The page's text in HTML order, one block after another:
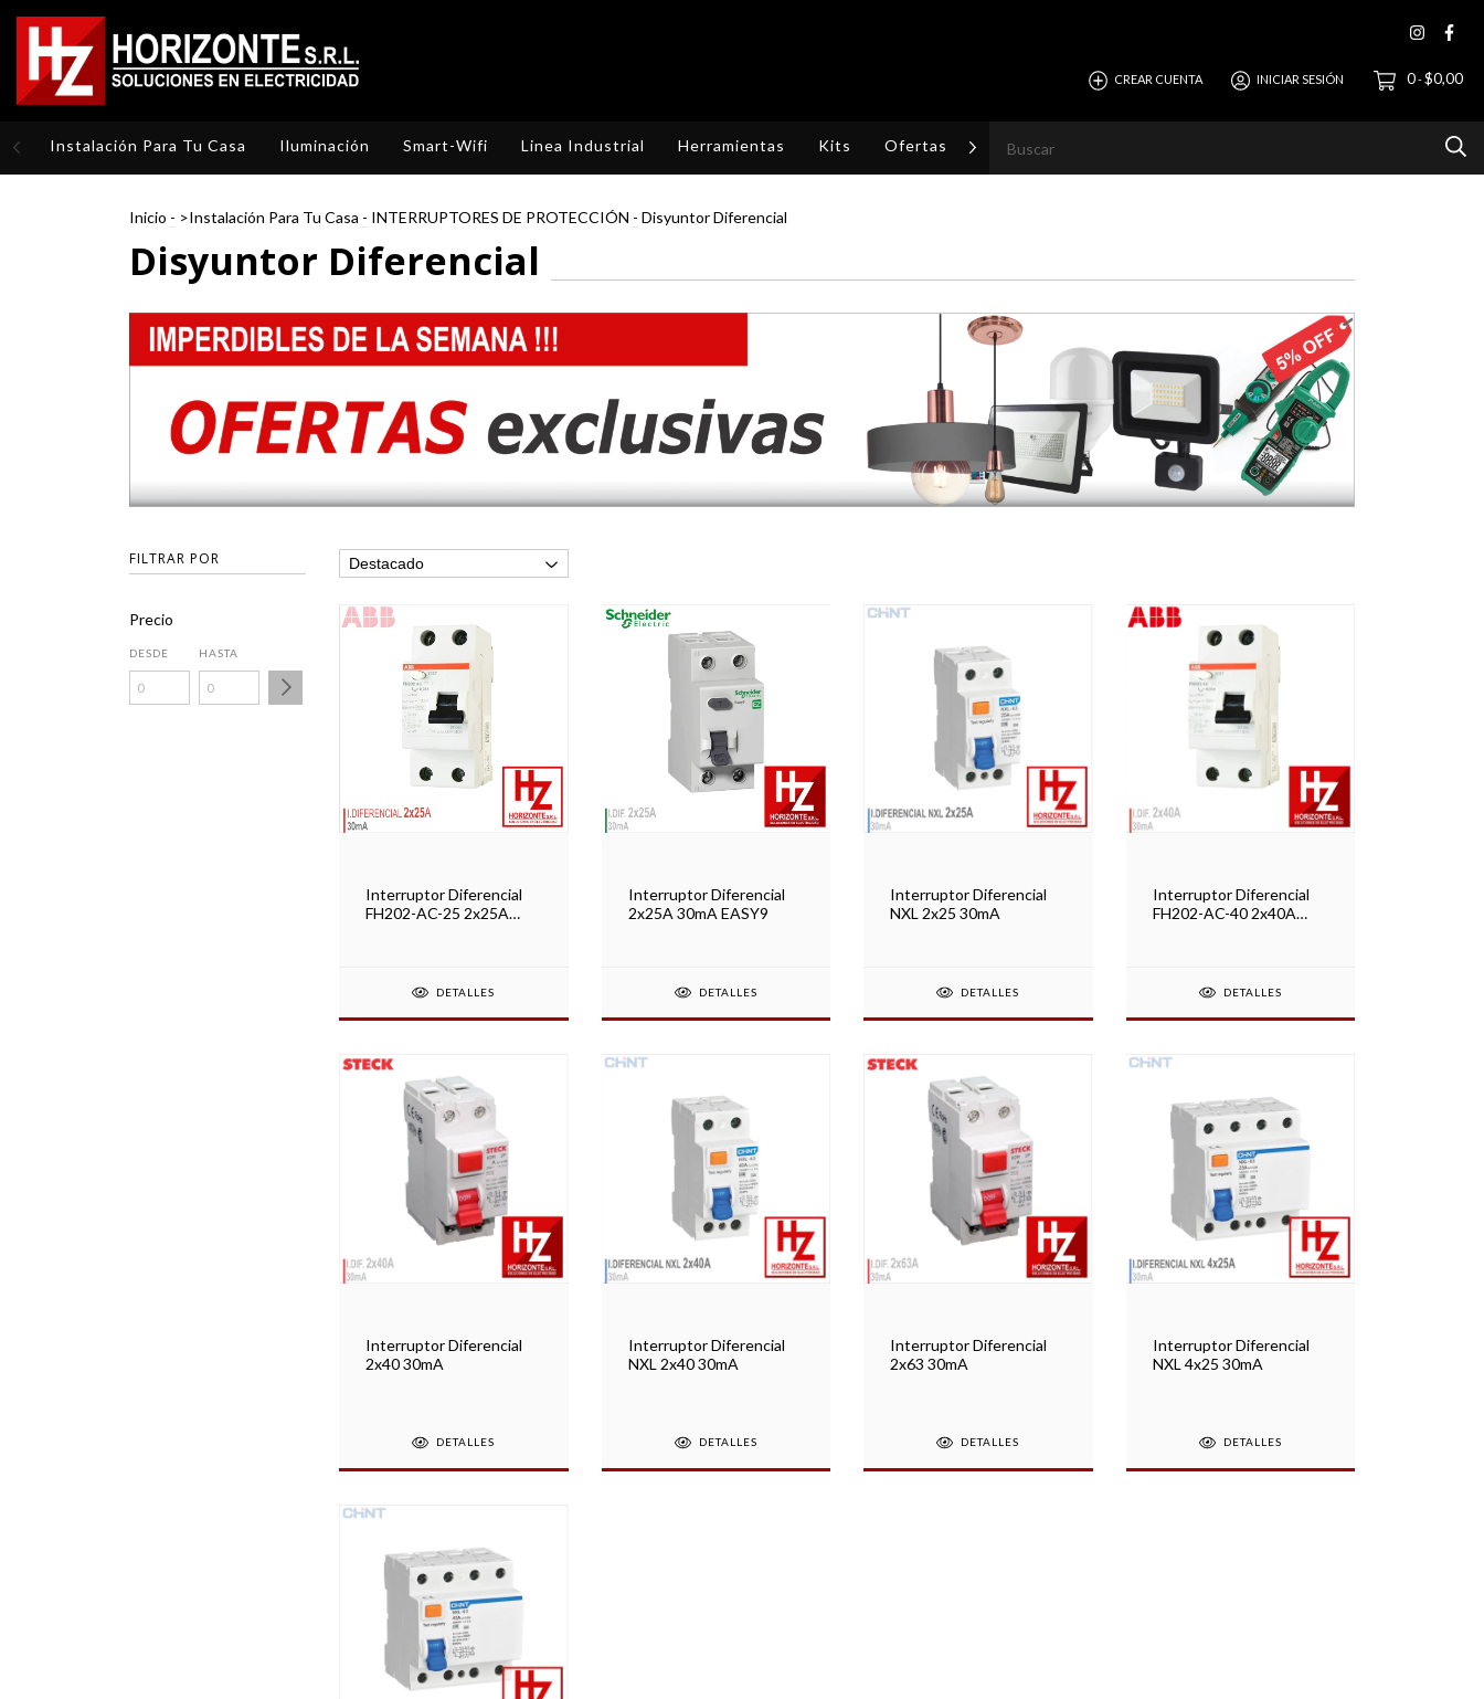
CREAR CUENTA INICIAR SESIÓN 0-$0,00
Instalación Para Tu Casa Iluminación Smart-Wifi Linea Industrial Herramientas Kits Ofertas Revista
Inicio - >Instalación Para Tu Casa - INTERRUPTORES DE PROTECCIÓN - Disyuntor Diferencial
Disyuntor Diferencial
FILTRAR POR
Precio
DESDE HASTA
Interruptor Diferencial
FH202-AC-25 2x25A
DETALLES
Interruptor Diferencial
2x25A 30mA EASY9
DETALLES
Interruptor Diferencial
NXL 2x25 30mA
DETALLES
Interruptor Diferencial
FH202-AC-40 2x40A
DETALLES
Interruptor Diferencial
2x40 30mA
DETALLES
Interruptor Diferencial
NXL 2x40 30mA
DETALLES
Interruptor Diferencial
2x63 30mA
DETALLES
Interruptor Diferencial
NXL 4x25 30mA
DETALLES